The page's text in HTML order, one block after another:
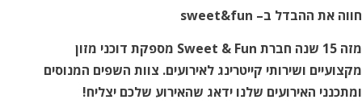
חווה את ההבדל ב– sweet&fun
מזה 15 שנה חברת Sweet & Fun מספקת דוכני מזון
מקצועיים ושירותי קייטרינג לאירועים. צוות השפים המנוסים
ומתכנני האירועים שלנו ידאג שהאירוע שלכם יצליח!